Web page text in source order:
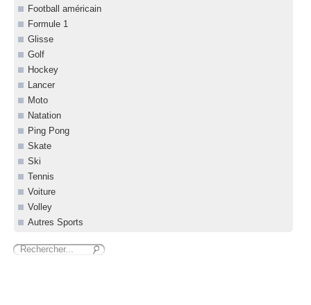
Football américain
Formule 1
Glisse
Golf
Hockey
Lancer
Moto
Natation
Ping Pong
Skate
Ski
Tennis
Voiture
Volley
Autres Sports